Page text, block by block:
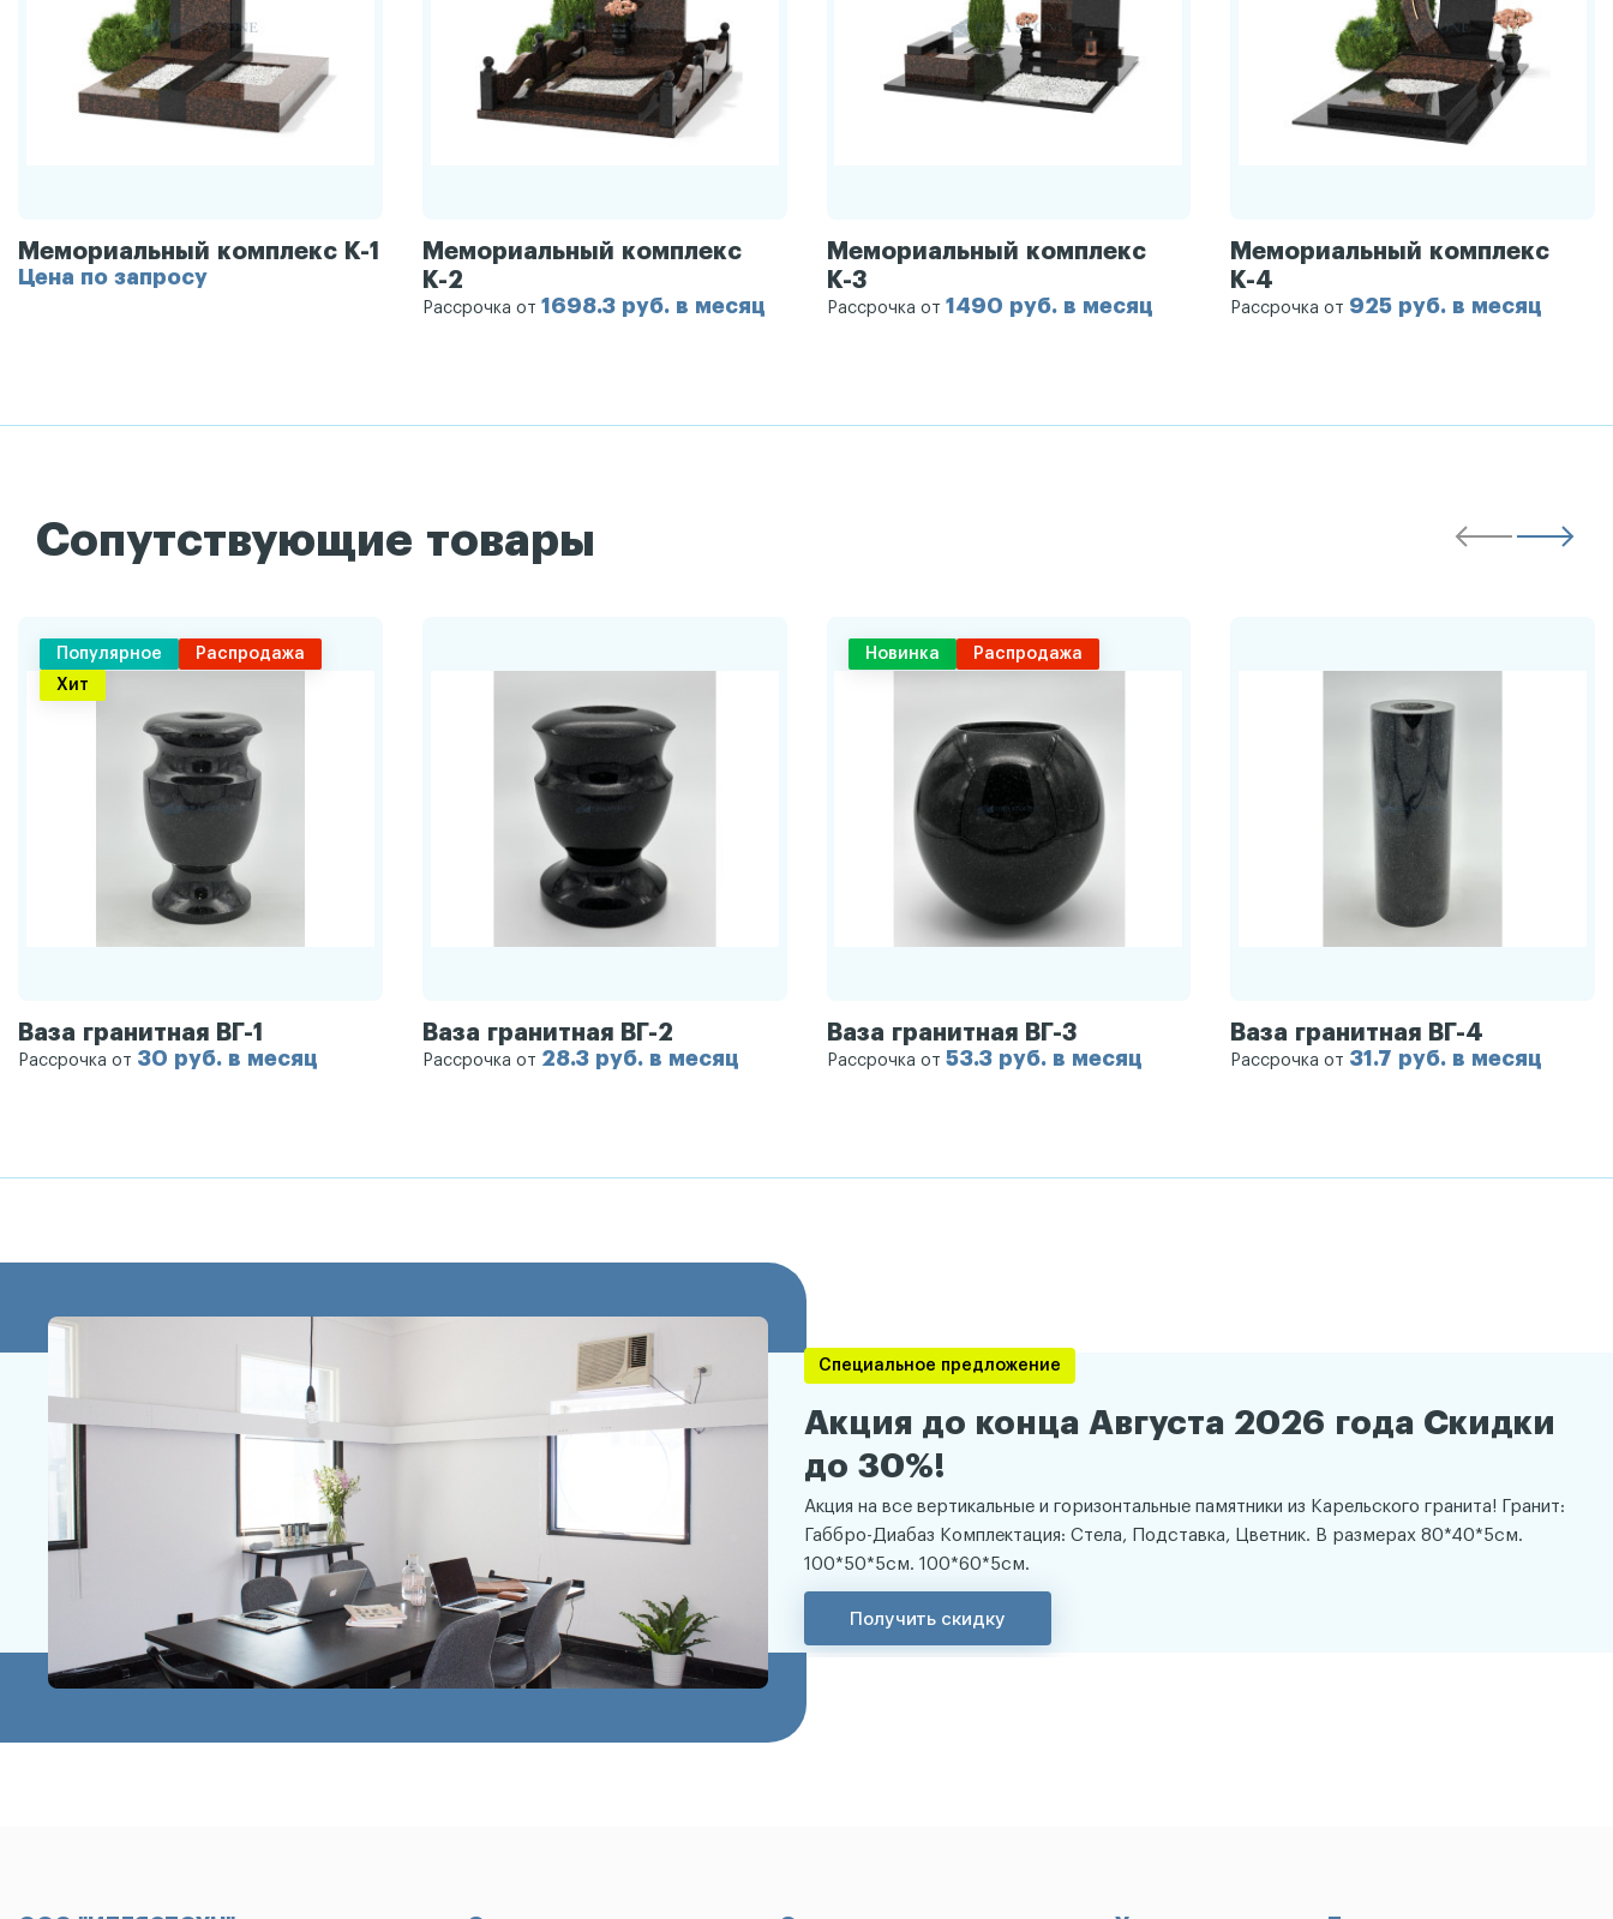
Мемориальный комплекс К-1
Цена по запросу
Мемориальный комплекс
К-2
Рассрочка от 1698.3 руб. в месяц
Мемориальный комплекс
К-3
Рассрочка от 1490 руб. в месяц
Мемориальный комплекс
К-4
Рассрочка от 925 руб. в месяц
Сопутствующие товары
Популярное
Распродажа
Хит
Ваза гранитная ВГ-1
Рассрочка от 30 руб. в месяц
Ваза гранитная ВГ-2
Рассрочка от 28.3 руб. в месяц
Новинка Распродажа
Ваза гранитная ВГ-3
Рассрочка от 53.3 руб. в месяц
Ваза гранитная ВГ-4
Рассрочка от 31.7 руб. в месяц
Специальное предложение
Акция до конца Августа 2026 года Скидки
до 30%!
Акция на все вертикальные и горизонтальные памятники из Карельского гранита! Гранит:
Габбро-Диабаз Комплектация: Стела, Подставка, Цветник. В размерах 80*40*5см.
100*50*5см. 100*60*5см.
Получить скидку